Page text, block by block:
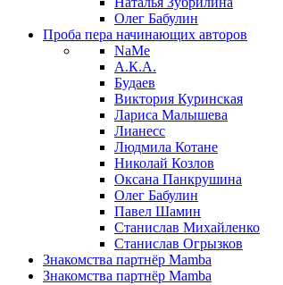
Олег Бабулин
Проба пера начинающих авторов
NaMe
А.К.А.
Будаев
Виктория Куринская
Лариса Малышева
Лианесс
Людмила Котане
Николай Козлов
Оксана Панкрушина
Олег Бабулин
Павел Шамин
Станислав Михайленко
Станислав Огрызков
Знакомства партнёр Mamba
Знакомства партнёр Mamba